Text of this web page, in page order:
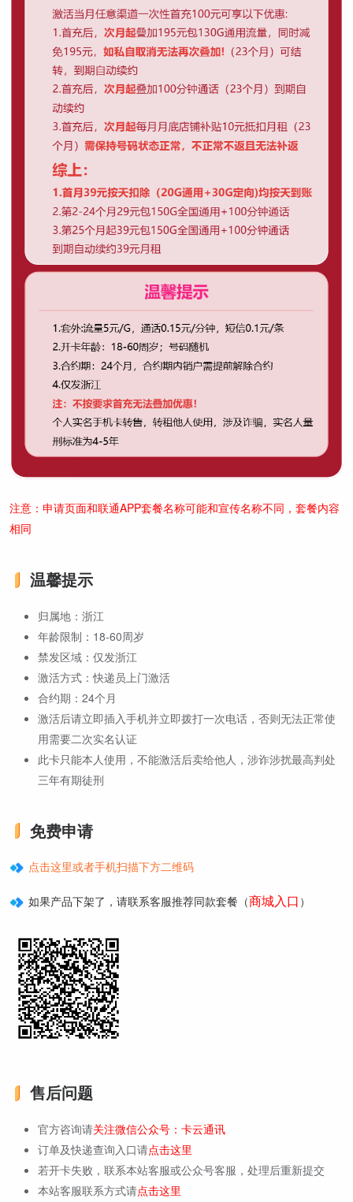
注意：申请页面和联通APP套餐名称可能和宣传名称不同，套餐内容
相同
温馨提示
归属地：浙江
年龄限制：18-60周岁
禁发区域：仅发浙江
激活方式：快递员上门激活
合约期：24个月
激活后请立即插入手机并立即拨打一次电话，否则无法正常使
用需要二次实名认证
此卡只能本人使用，不能激活后卖给他人，涉诈涉扰最高判处
三年有期徒刑
免费申请
点击这里或者手机扫描下方二维码
如果产品下架了，请联系客服推荐同款套餐（商城入口 ）
售后问题
官方咨询请关注微信公众号：卡云通讯
订单及快递查询入口请点击这里
若开卡失败，联系本站客服或公众号客服，处理后重新提交
本站客服联系方式请点击这里